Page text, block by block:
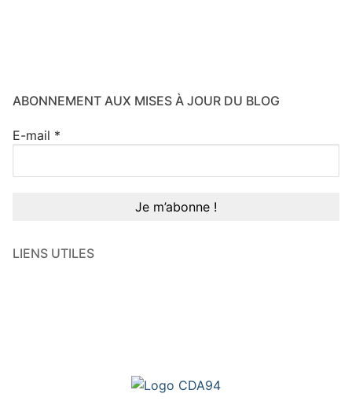
ABONNEMENT AUX MISES À JOUR DU BLOG
E-mail *
LIENS UTILES